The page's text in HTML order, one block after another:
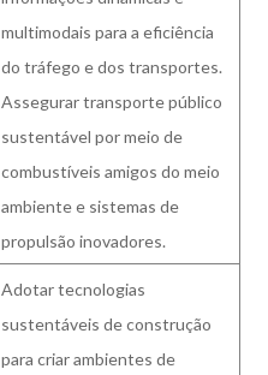
multimodais para a eficiência
dotráfego e dos transportes.
Assegurar transporte público
sustentável por meio de
combustíveis amigos do meio
ambiente e sistemas de
propulsão inovadores.
Adotar tecnologias
sustentáveis de construção
para criar ambientes de